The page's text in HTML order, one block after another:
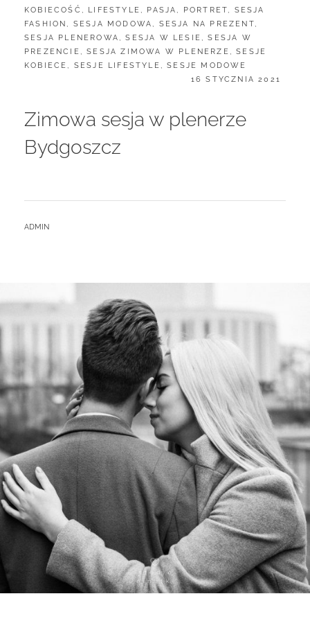
KOBIECOŚĆ , LIFESTYLE , PASJA , PORTRET, SESJA
FASHION , SESJA MODOWA , SESJA NA PREZENT,
SESJA PLENEROWA ,SESJA W LESIE ,SESJA W
PREZENCIE ,SESJA ZIMOWA W PLENERZE ,SESJE
KOBIECE , SESJE LIFESTYLE ,SESJE MODOWE
POSTED
16 STYCZNIA 2021
Zimowa sesja w plenerze
Bydgoszcz
BY
ADMIN